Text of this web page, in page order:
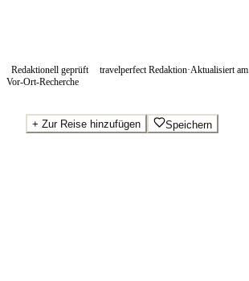
Redaktionell geprüft travelperfect Redaktion·Aktualisiert am
Vor-Ort-Recherche
+ Zur Reise hinzufügen Speichern